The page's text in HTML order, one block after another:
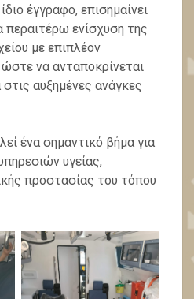
έγγραφο, επισημαίνει
περαιτέρω ενίσχυση της
με επιπλέον
να ανταποκρίνεται
αυξημένες ανάγκες
ένα σημαντικό βήμα για
υγείας,
προστασίας του τόπου